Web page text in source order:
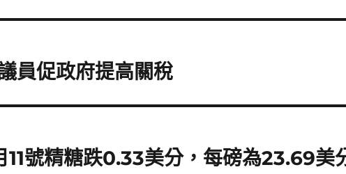
員促政府提高關稅
11號精糖跌0.33美分，每磅為23.69美